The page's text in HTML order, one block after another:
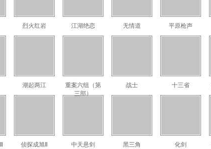
烈火红岩 江湖绝恋 无情道 平原枪声
潮起两江
重案六组（第
三部）
战士 十三省
侦探成旭Ⅱ 中天悬剑 黑三角 化剑